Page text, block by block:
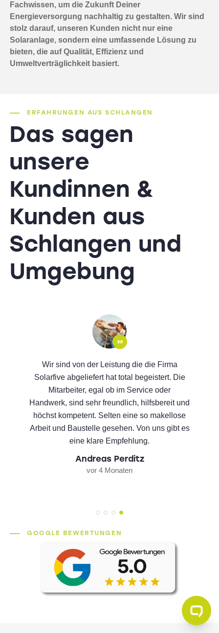
Fachwissen, um die Zukunft Deiner
Energieversorgung nachhaltig zu gestalten. Wir sind
stolz darauf, unseren Kunden nicht nur eine
Solaranlage, sondern eine umfassende Lösung zu
bieten, die auf Qualität, Effizienz und
Umweltverträglichkeit basiert.
ERFAHRUNGEN AUS SCHLANGEN
Das sagen
unsere
Kundinnen &
Kunden aus
Schlangen und
Umgebung
Der Erstkontakt und die Beratungen waren
professionell. Das Angebot kam zügig und
war sehr verständlich. Die Installation fand 3
Monate später statt. Die Module wurden
innerhalb eines Tages installiert, der Elektriker
war 2 Tage vor Ort. Von uns eine absolute
Empfehlung!!
Jana Schmidt
vor 3 Monaten
GOOGLE BEWERTUNGEN